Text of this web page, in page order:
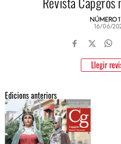
NÚMERO
16/06/
Llegir
Edicions anteriors